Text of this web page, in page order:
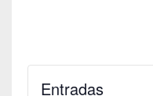
Entradas